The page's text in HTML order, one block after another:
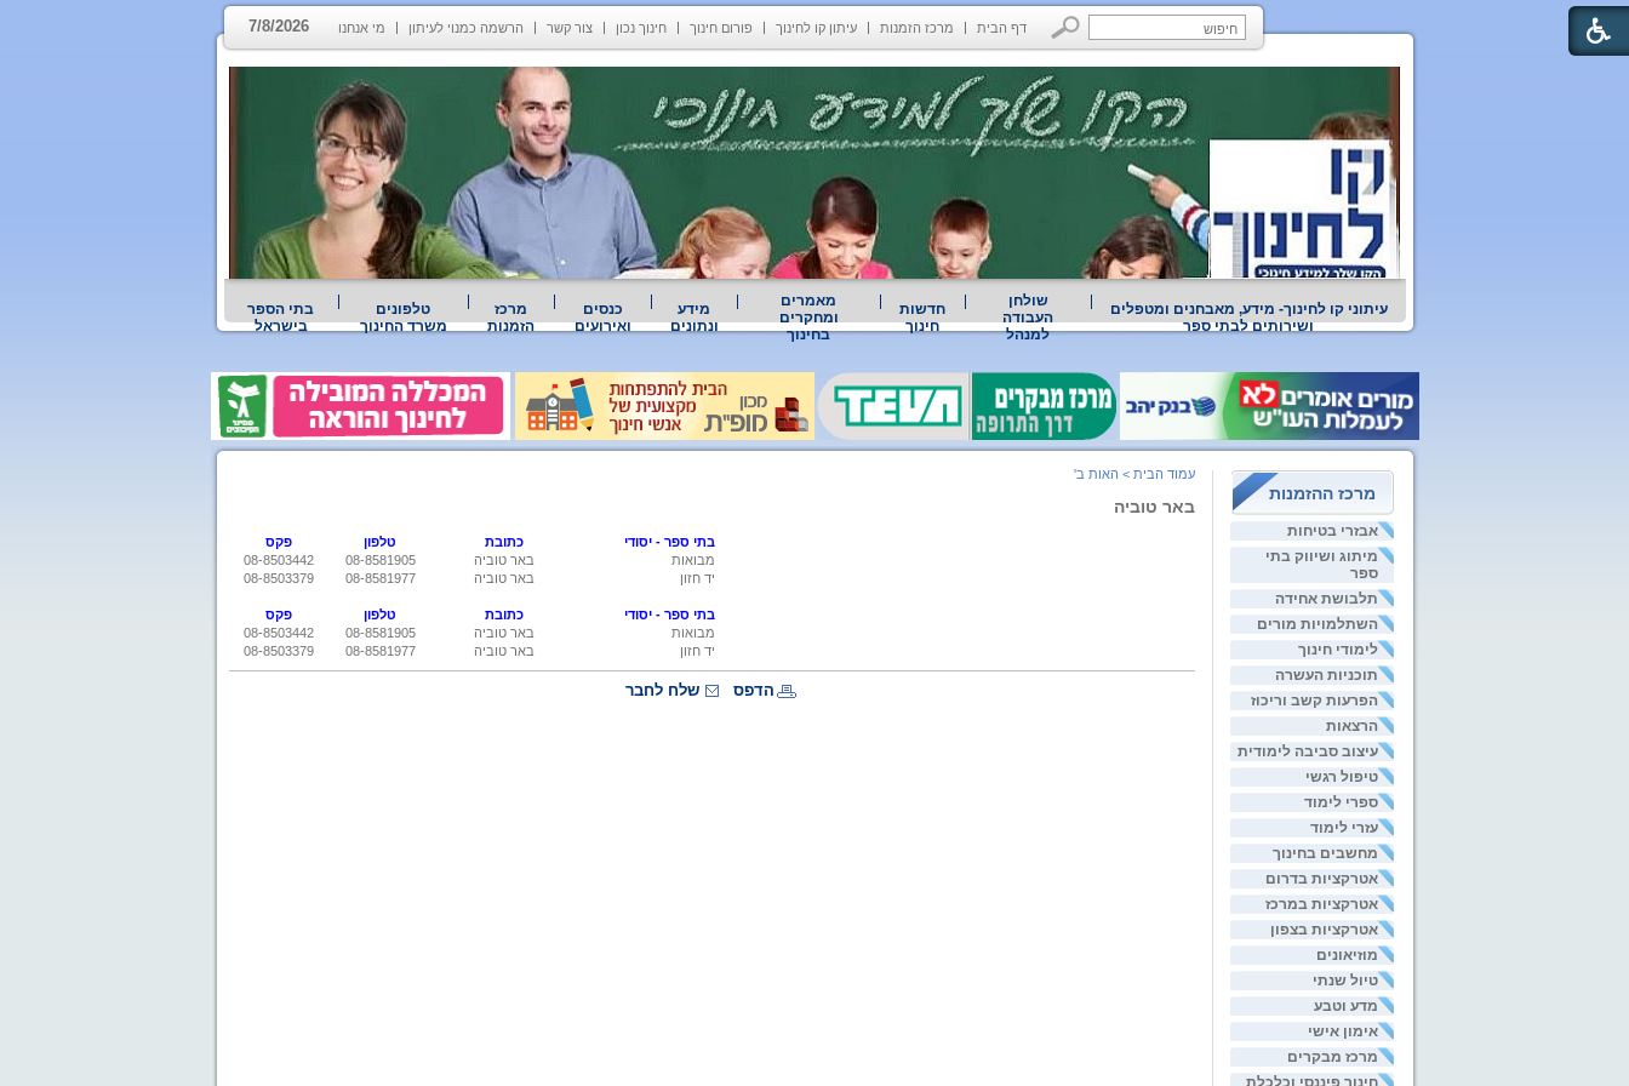
דף הבית מרכז הזמנות עיתון קו לחינוך פורום חינוך חינוך נכון צור קשר הרשמה כמנוי לעיתון מי אנחנו 7/8/2026
עיתוני קו לחינוך- מידע, מאבחנים ומטפלים
ושירותים לבתי ספר
שולחן
העבודה
למנהל
חדשות
חינוך
מאמרים
ומחקרים
בחינוך
מידע
ונתונים
כנסים
ואירועים
מרכז
הזמנות
טלפונים
משרד החינוך
בתי הספר
בישראל
מרכז ההזמנות
אבזרי בטיחות
מיתוג ושיווק בתי
ספר
תלבושת אחידה
השתלמויות מורים
לימודי חינוך
תוכניות העשרה
הפרעות קשב וריכוז
הרצאות
עיצוב סביבה לימודית
טיפול רגשי
ספרי לימוד
עזרי לימוד
מחשבים בחינוך
אטרקציות בדרום
אטרקציות במרכז
אטרקציות בצפון
מוזיאונים
טיול שנתי
מדע וטבע
אימון אישי
מרכז מבקרים
חינוך פיננסי וכלכלת
עמוד הבית > האות ב'
באר טוביה
בתי ספר - יסודי כתובת טלפון
פקס
מבואות
באר טוביה 08-8581905
08-8503442
יד חזון
באר טוביה 08-8581977
08-8503379
בתי ספר - יסודי כתובת טלפון
פקס
מבואות
באר טוביה 08-8581905
08-8503442
יד חזון
באר טוביה 08-8581977
08-8503379
הדפס שלח לחבר